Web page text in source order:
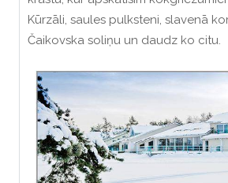
Kūrzāli, saules pulksteni, slavenā
Čaikovska soliņu un daudz ko citu.